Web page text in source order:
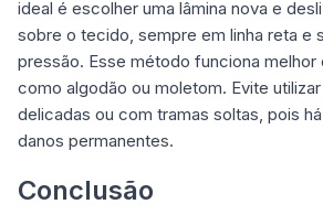
ideal é escolher uma lâmina nova e
sobre o tecido, sempre em linha reta e
pressão. Esse método funciona
como algodão ou moletom. Evite
delicadas ou com tramas soltas, pois
danos permanentes.
Conclusão